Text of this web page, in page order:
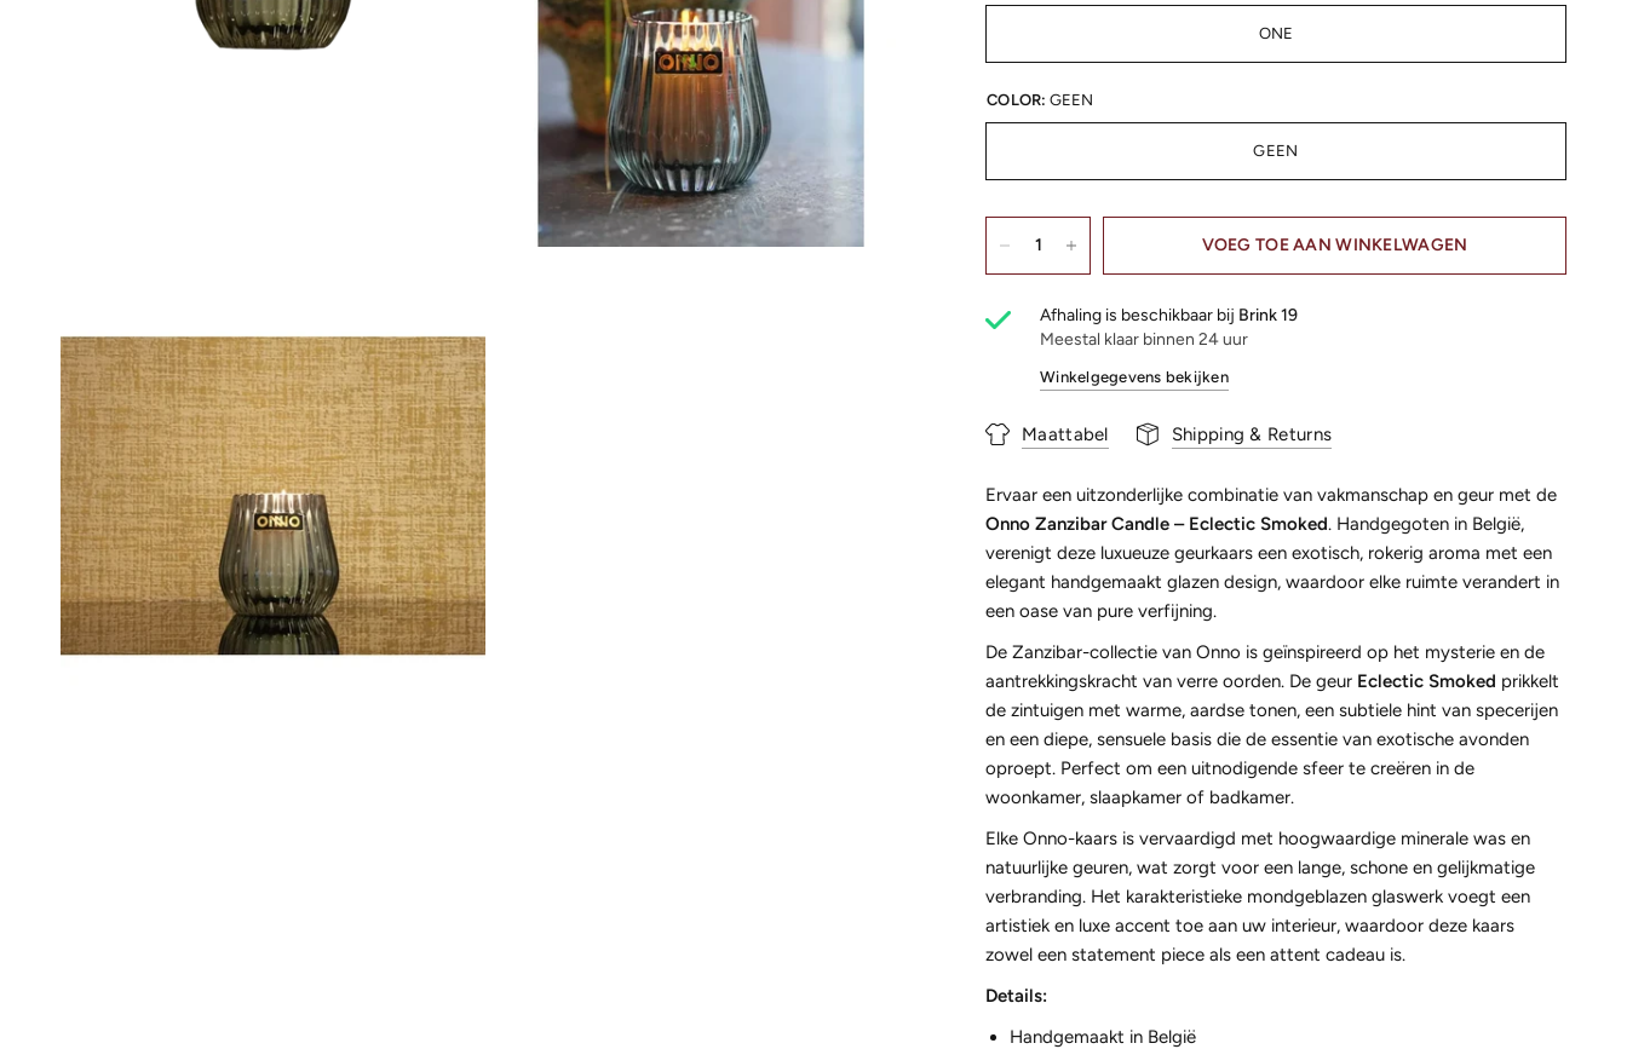
ONE
COLOR: GEEN
GEEN
VOEG TOE AAN WINKELWAGEN
Afhaling is beschikbaar bij Brink 19
Meestal klaar binnen 24 uur
Winkelgegevens bekijken
Maattabel Shipping & Returns
Ervaar een uitzonderlijke combinatie van vakmanschap en geur met de
Onno Zanzibar Candle – Eclectic Smoked. Handgegoten in België,
verenigt deze luxueuze geurkaars een exotisch, rokerig aroma met een
elegant handgemaakt glazen design, waardoor elke ruimte verandert in
een oase van pure verfijning.
De Zanzibar-collectie van Onno is geïnspireerd op het mysterie en de
aantrekkingskracht van verre oorden. De geur Eclectic Smoked prikkelt
de zintuigen met warme, aardse tonen, een subtiele hint van specerijen
en een diepe, sensuele basis die de essentie van exotische avonden
oproept. Perfect om een uitnodigende sfeer te creëren in de
woonkamer, slaapkamer of badkamer.
Elke Onno-kaars is vervaardigd met hoogwaardige minerale was en
natuurlijke geuren, wat zorgt voor een lange, schone en gelijkmatige
verbranding. Het karakteristieke mondgeblazen glaswerk voegt een
artistiek en luxe accent toe aan uw interieur, waardoor deze kaars
zowel een statement piece als een attent cadeau is.
Details:
Handgemaakt in België